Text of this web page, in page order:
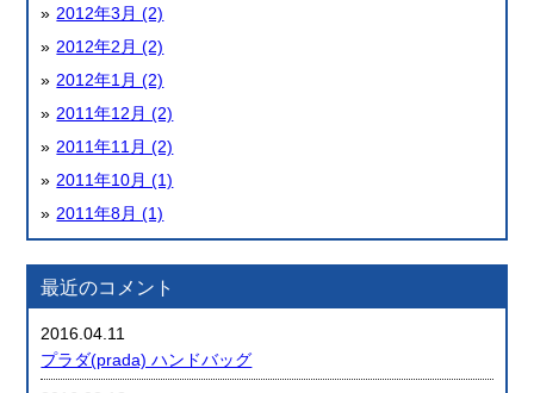
2012年3月 (2)
2012年2月 (2)
2012年1月 (2)
2011年12月 (2)
2011年11月 (2)
2011年10月 (1)
2011年8月 (1)
最近のコメント
2016.04.11
プラダ(prada) ハンドバッグ